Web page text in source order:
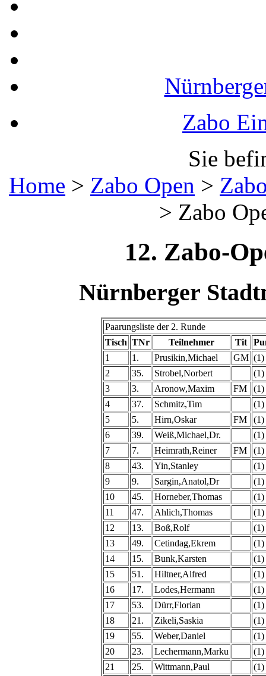
Zabo
Sie
Home > Zabo Open >
> Zabo
12. Zabo-
Nürnberger
Paarungsliste der 2. Runde
Tisch TNr Teilnehmer Tit
1
1. Prusikin,Michael GM (1)
2
35. Strobel,Norbert
(1)
3
3. Aronow,Maxim FM
(1)
4
37. Schmitz,Tim
(1)
5
5. Hirn,Oskar FM
(1)
6
39. Weiß,Michael,Dr.
(1)
7
7. Heimrath,Reiner FM
(1)
8
43. Yin,Stanley
(1)
9
9. Sargin,Anatol,Dr
(1)
10
45. Horneber,Thomas
(1)
11
47. Ahlich,Thomas
(1)
12
13. Boß,Rolf
(1)
13
49. Cetindag,Ekrem
(1)
14
15. Bunk,Karsten
(1)
15
51. Hiltner,Alfred
(1)
16
17. Lodes,Hermann
(1)
17
53. Dürr,Florian
(1)
18
21. Zikeli,Saskia
(1)
19
55. Weber,Daniel
(1)
20
23. Lechermann,Marku
(1)
21
25. Wittmann,Paul
(1)